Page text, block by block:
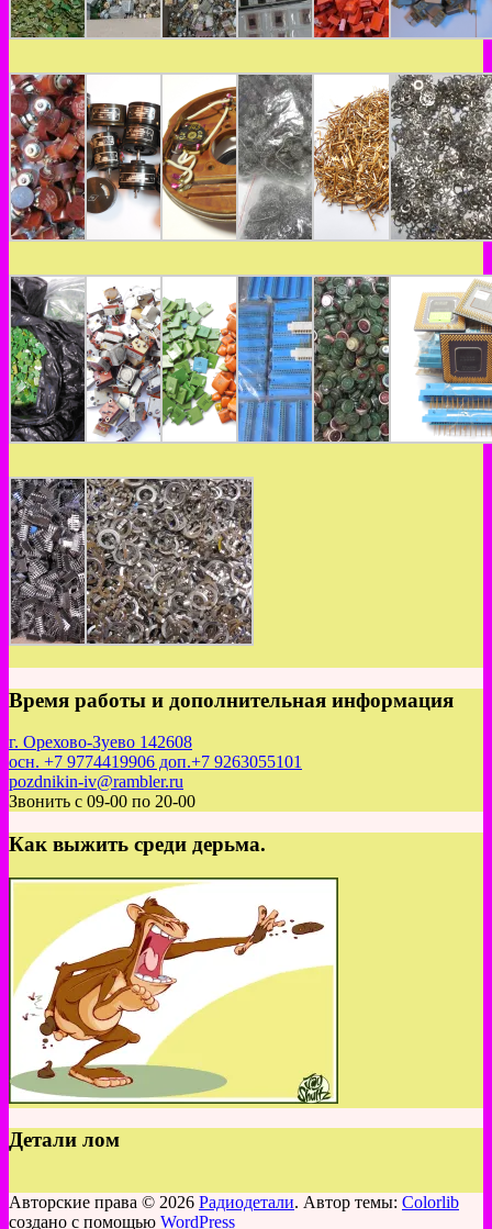
Время работы и дополнительная информация
г. Орехово-Зуево 142608
осн. +7 9774419906 доп.+7 9263055101
pozdnikin-iv@rambler.ru
Звонить с 09-00 по 20-00
Как выжить среди дерьма.
Детали лом
Авторские права © 2026 Радиодетали. Автор темы: Colorlib
создано с помощью WordPress